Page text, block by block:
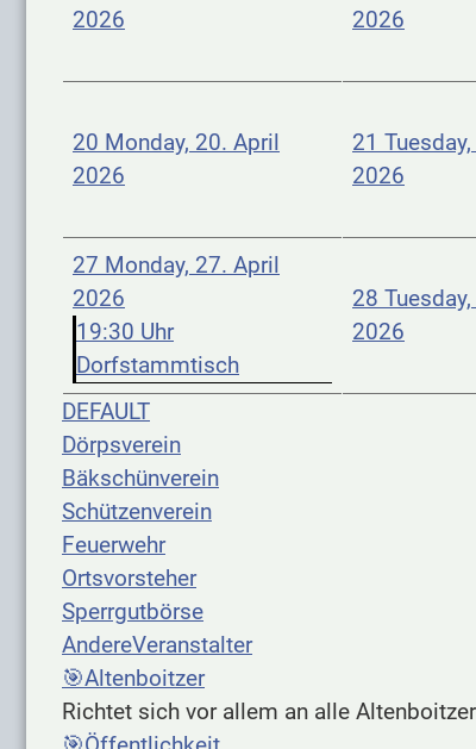
2026
2026
20 Monday, 20. April
2026
21
2026
27 Monday, 27. April
2026
19:30 Uhr
Dorfstammtisch
28
2026
DEFAULT
Dörpsverein
Bäkschünverein
Schützenverein
Feuerwehr
Ortsvorsteher
Sperrgutbörse
AndereVeranstalter
🎯Altenboitzer
Richtet sich vor allem an alle